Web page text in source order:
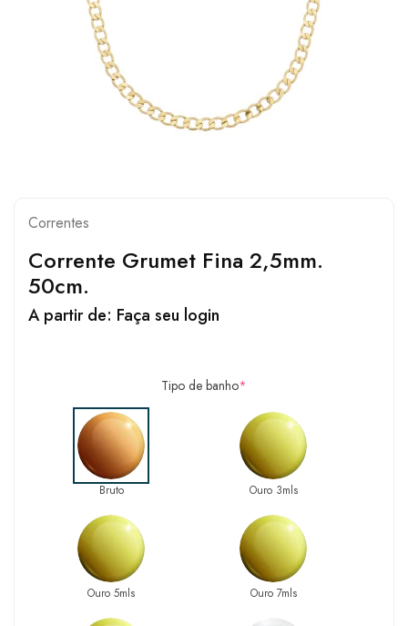
Correntes
Corrente Grumet Fina 2,5mm.
50cm.
A partir de: Faça seu login
Tipo de banho*
Bruto Ouro 3mls
Ouro 5mls Ouro 7mls